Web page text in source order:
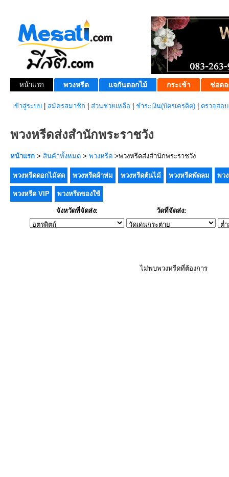
หน้าแรก พวงหรีด แจกันดอกไม้ กระเช้า ช่อดอ
เข้าสู่ระบบ สมัครสมาชิก ส่วนช่วยเหลือ ชำระเงิน(บัตรเครดิต) ตรวจสอ
พวงหรีดส่งสำนักพระราชวัง
หน้าแรก > สินค้าทั้งหมด > พวงหรีด >พวงหรีดส่งสำนักพระราชวัง
พวงหรีดดอกไม้สด พวงหรีดผ้าห่ม พวงหรีดต้นไม้ พวงหรีดพัดลม พว
พวงหรีด VIP พวงหรีดของใช้
จังหวัดที่จัดส่ง: วัดที่จัดส่ง:
ไม่พบพวงหรีดที่ต้องการ